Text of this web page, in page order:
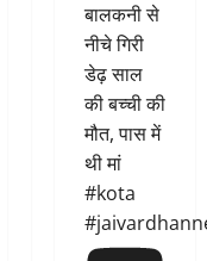
बालकनी से
नीचे गिरी
डेढ़ साल
की बच्ची की
मौत, पास में
थी मां
#kota